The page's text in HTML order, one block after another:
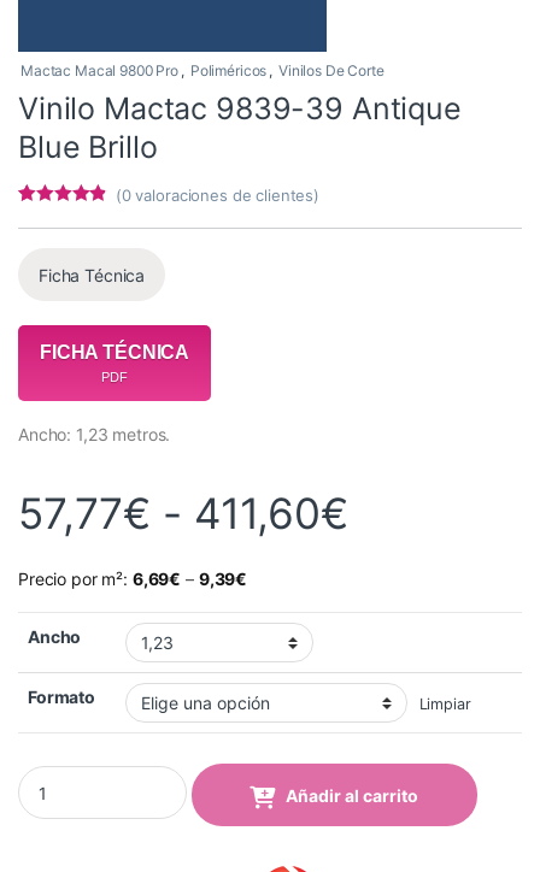
Mactac Macal 9800 Pro , Poliméricos , Vinilos De Corte
Vinilo Mactac 9839-39 Antique
Blue Brillo
valoracione
s de
(0valoraciones de clientes)
Ficha Técnica
FICHA TÉCNICA
PDF
Ancho: 1,23 metros.
57,77€ - 411,60€
Precio por m²: 6,69€ – 9,39€
Ancho
Formato Limpiar
Vinilo Mactac 9839-39 Antique Blue Brillo quantity
Añadir al carrito